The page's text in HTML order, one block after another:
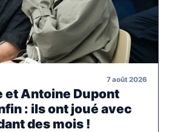
7 août 2026
et Antoine Dupont
: ils ont joué avec
des mois !